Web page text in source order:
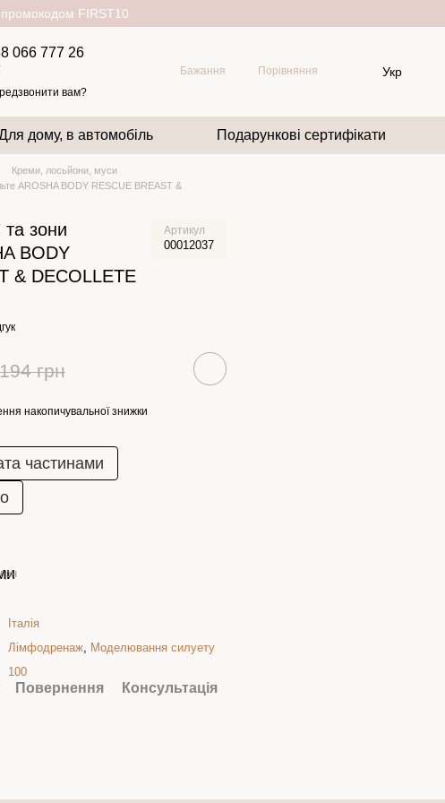
промокодом FIRST10
066 777 26
вам?
Бажання Порівняння Укр
дому, в автомобіль Подарункові сертифікати
Креми, лосьйони, муси
AROSHA BODY RESCUE BREAST &
зони
BODY
& DECOLLETE
Артикул
00012037
грн
накопичувальної знижки
частинами
Італія
Лімфодренаж, Моделювання силуету
100
Повернення Консультація